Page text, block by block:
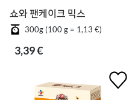
쇼와 팬케이크 믹스
300g (100 g = 1,13 €)
3,39 €